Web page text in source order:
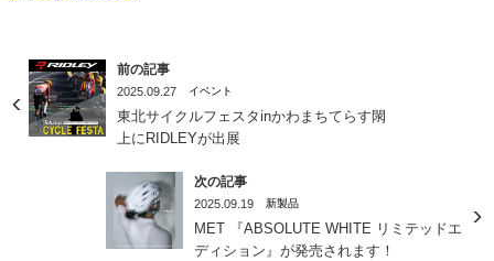
前の記事
2025.09.27 イベント
東北サイクルフェスタinかわまちてらす閖
上にRIDLEYが出展
次の記事
2025.09.19 新製品
MET 『ABSOLUTE WHITE リミテッドエ
ディション』が発売されます！